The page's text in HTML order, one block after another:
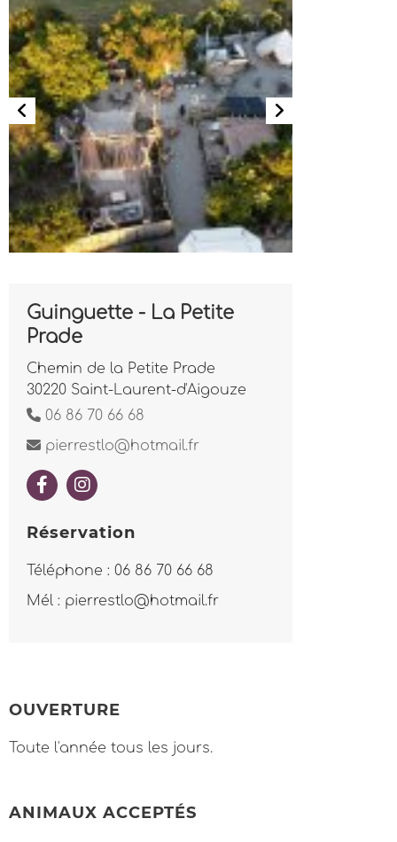
Guinguette - La Petite
Prade
Chemin de la Petite Prade
30220 Saint-Laurent-d'Aigouze
06 86 70 66 68
pierrestlo@hotmail.fr
Réservation
Téléphone : 06 86 70 66 68
Mél : pierrestlo@hotmail.fr
OUVERTURE
Toute l'année tous les jours.
ANIMAUX ACCEPTÉS